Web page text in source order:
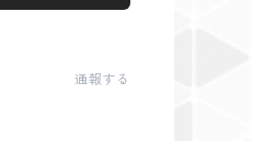
通報する